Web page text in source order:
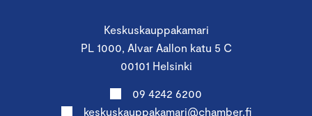
Keskuskauppakamari
PL 1000, Alvar Aallon katu 5 C
00101 Helsinki
09 4242 6200
keskuskauppakamari@chamber.fi